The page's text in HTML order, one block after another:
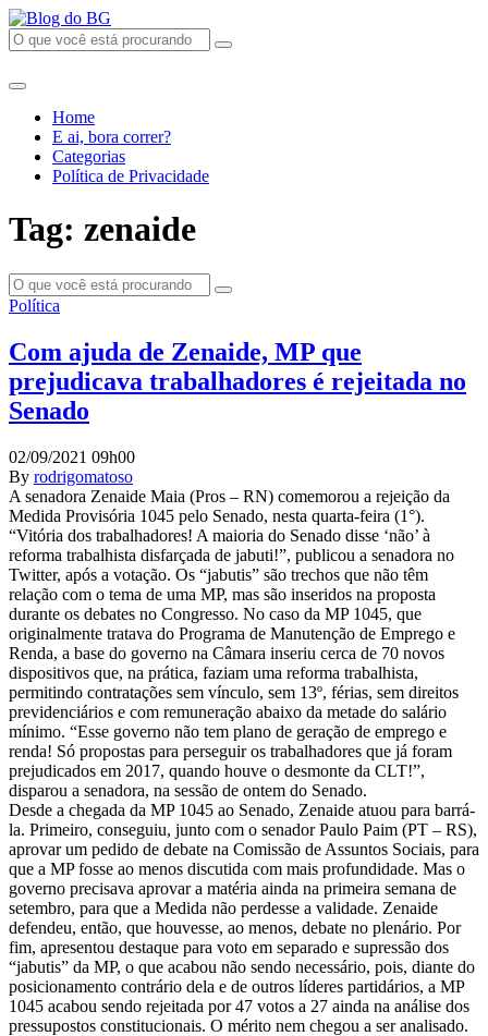
Home
E ai, bora correr?
Categorias
Política de Privacidade
Tag: zenaide
Política
Com ajuda de Zenaide, MP que
prejudicava trabalhadores é rejeitada no
Senado
02/09/2021 09h00
By rodrigomatoso
A senadora Zenaide Maia (Pros – RN) comemorou a rejeição da
Medida Provisória 1045 pelo Senado, nesta quarta-feira (1°).
“Vitória dos trabalhadores! A maioria do Senado disse ‘não’ à
reforma trabalhista disfarçada de jabuti!”, publicou a senadora no
Twitter, após a votação. Os “jabutis” são trechos que não têm
relação com o tema de uma MP, mas são inseridos na proposta
durante os debates no Congresso. No caso da MP 1045, que
originalmente tratava do Programa de Manutenção de Emprego e
Renda, a base do governo na Câmara inseriu cerca de 70 novos
dispositivos que, na prática, faziam uma reforma trabalhista,
permitindo contratações sem vínculo, sem 13º, férias, sem direitos
previdenciários e com remuneração abaixo da metade do salário
mínimo. “Esse governo não tem plano de geração de emprego e
renda! Só propostas para perseguir os trabalhadores que já foram
prejudicados em 2017, quando houve o desmonte da CLT!”,
disparou a senadora, na sessão de ontem do Senado.
Desde a chegada da MP 1045 ao Senado, Zenaide atuou para barrá-
la. Primeiro, conseguiu, junto com o senador Paulo Paim (PT – RS),
aprovar um pedido de debate na Comissão de Assuntos Sociais, para
que a MP fosse ao menos discutida com mais profundidade. Mas o
governo precisava aprovar a matéria ainda na primeira semana de
setembro, para que a Medida não perdesse a validade. Zenaide
defendeu, então, que houvesse, ao menos, debate no plenário. Por
fim, apresentou destaque para voto em separado e supressão dos
“jabutis” da MP, o que acabou não sendo necessário, pois, diante do
posicionamento contrário dela e de outros líderes partidários, a MP
1045 acabou sendo rejeitada por 47 votos a 27 ainda na análise dos
pressupostos constitucionais. O mérito nem chegou a ser analisado.